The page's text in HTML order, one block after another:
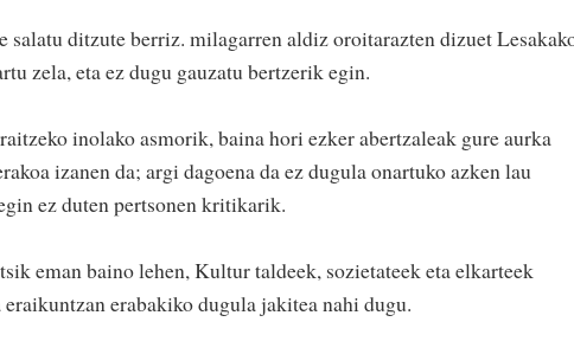
salatu ditzute berriz. milagarren aldiz oroitarazten dizuet
zela, eta ez dugu gauzatu bertzerik egin.
inolako asmorik, baina hori ezker abertzaleak gure aurka
izanen da; argi dagoena da ez dugula onartuko azken lau
ez duten pertsonen kritikarik.
eman baino lehen, Kultur taldeek, sozietateek eta elkarteek
erabakiko dugula jakitea nahi dugu.